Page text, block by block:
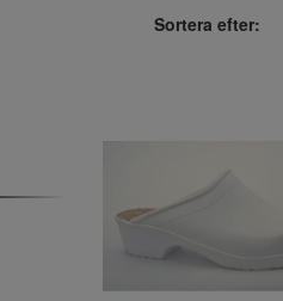
Sortera efter: